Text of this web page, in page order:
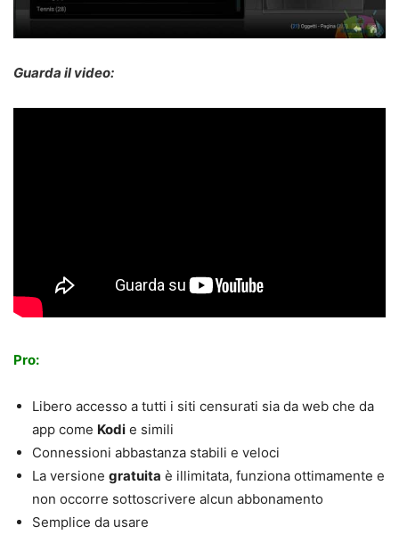
Guarda il video:
Pro:
Libero accesso a tutti i siti censurati sia da web che da
app come Kodi e simili
Connessioni abbastanza stabili e veloci
La versione gratuita è illimitata, funziona ottimamente e
non occorre sottoscrivere alcun abbonamento
Semplice da usare